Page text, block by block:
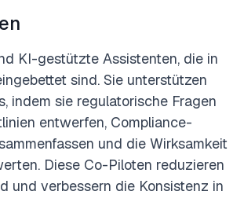
KI-gestützte Assistenten, die in
sind. Sie unterstützen
indem sie regulatorische Fragen
entwerfen, Compliance-
und die Wirksamkeit
Diese Co-Piloten reduzieren
und verbessern die Konsistenz in